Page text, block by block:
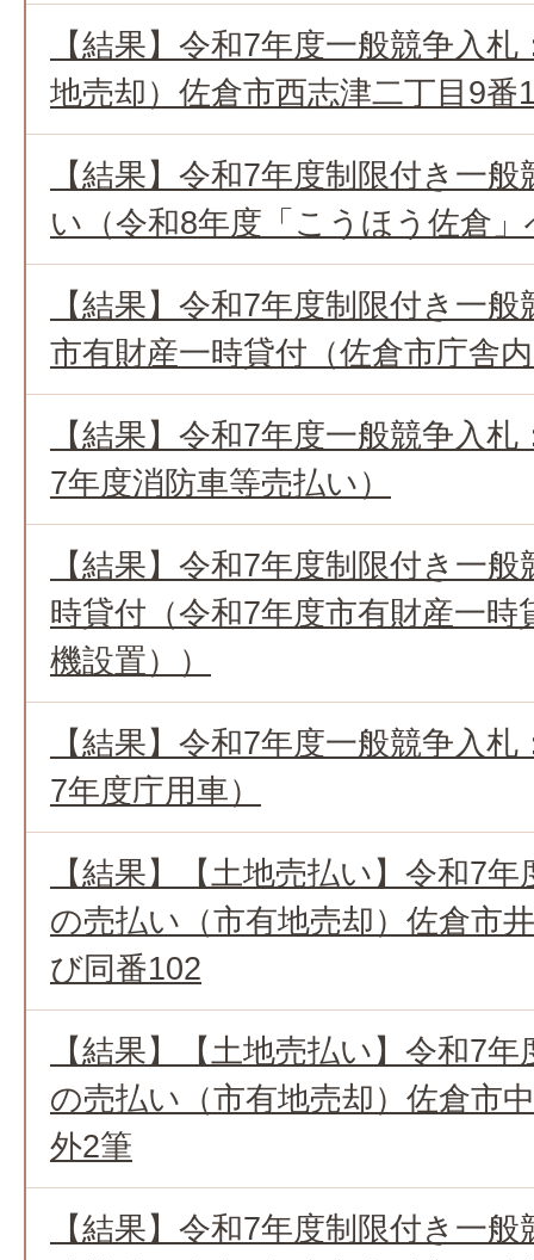
【結果】令和7年度一般競争入
地売却）佐倉市西志津二丁目9番
【結果】令和7年度制限付き一
い（令和8年度「こうほう佐倉
【結果】令和7年度制限付き一
市有財産一時貸付（佐倉市庁舎
【結果】令和7年度一般競争入
7年度消防車等売払い）
【結果】令和7年度制限付き一
時貸付（令和7年度市有財産一時
機設置））
【結果】令和7年度一般競争入
7年度庁用車）
【結果】【土地売払い】令和7
の売払い（市有地売却）佐倉市
び同番102
【結果】【土地売払い】令和7
の売払い（市有地売却）佐倉市
外2筆
【結果】令和7年度制限付き一